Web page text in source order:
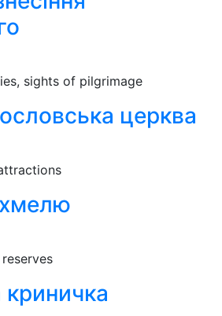
sights of pilgrimage
церква